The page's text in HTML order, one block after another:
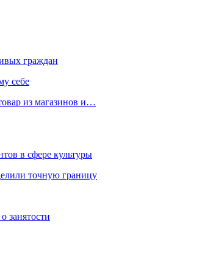
граждан
себе
из магазинов и…
в сфере культуры
точную границу
занятости